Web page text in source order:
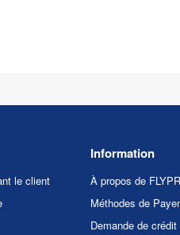
le client
Information
À propos de
Méthodes de
Demande de crédit